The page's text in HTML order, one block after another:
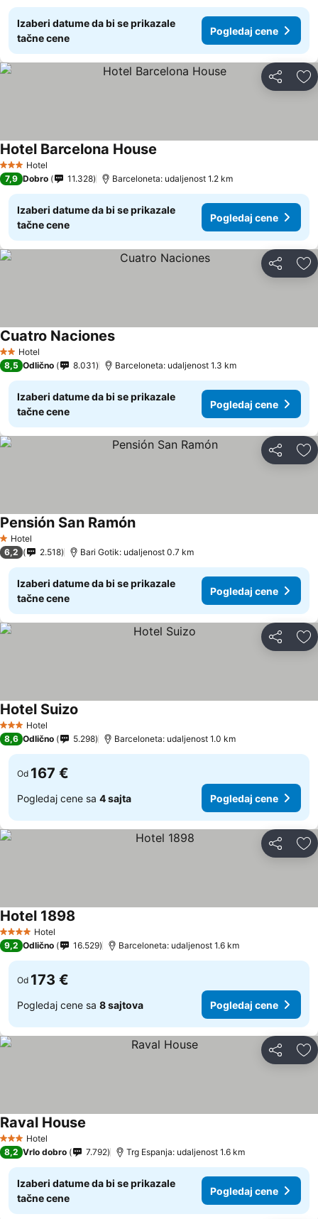
Izaberi datume da bi se prikazale
tačne cene
Pogledaj cene
Deli
3 Zvezdice
Hotel
Hotel Barcelona House
7,9 Dobro 11.328 Barceloneta: udaljenost 1.2 km
Izaberi datume da bi se prikazale
tačne cene
Pogledaj cene
Deli
2 Zvezdice
Hotel
Cuatro NacionesPogledaj cene
8,5 Odlično 8.031 Barceloneta: udaljenost 1.3 km
Izaberi datume da bi se prikazale
tačne cene
Pogledaj cene
Deli
1 Zvezdice
Hotel
Pensión San RamónPogledaj cene
6,2 2.518 Bari Gotik: udaljenost 0.7 km
Izaberi datume da bi se prikazale
tačne cene
Pogledaj cene
Deli
3 Zvezdice
Hotel
Hotel Suizo
8,6 Odlično 5.298 Barceloneta: udaljenost 1.0 km
Od 167 €
Pogledaj cene sa 4 sajta Pogledaj cene
Deli
4 ZvezdiceHotel
Hotel 1898
9,2 Odlično 16.529 Barceloneta: udaljenost 1.6 km
Od 173 €
Pogledaj cene sa 8 sajtova Pogledaj cene
Deli
3 Zvezdice
Hotel
Raval House
8,2 Vrlo dobro 7.792 Trg Espanja: udaljenost 1.6 km
Izaberi datume da bi se prikazale
tačne cene
Pogledaj cene